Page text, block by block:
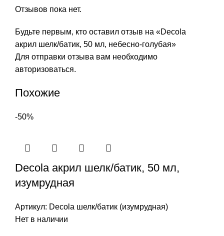
Отзывов пока нет.
Будьте первым, кто оставил отзыв на «Decola
акрил шелк/батик, 50 мл, небесно-голубая»
Для отправки отзыва вам необходимо
авторизоваться.
Похожие
-50%
Decola акрил шелк/батик, 50 мл,
изумрудная
Артикул: Decola шелк/батик (изумрудная)
Нет в наличии